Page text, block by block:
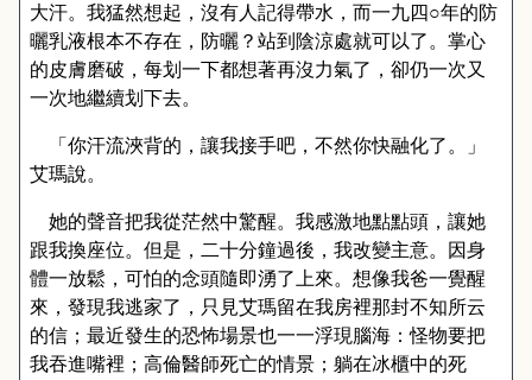
大汗。我猛然想起，沒有人記得帶水，而一九四○年的防
曬乳液根本不存在，防曬 ？ 站到陰涼處就可以了。掌心
的皮膚磨破，每划一下都想著再沒力氣了，卻仍一次又
一次地繼續划下去。
「你汗流浹背的，讓我接手吧，不然你快融化了。」
艾瑪說。
她的聲音把我從茫然中驚醒。我感激地點點頭，讓她
跟我換座位。但是，二十分鐘過後，我改變主意。因身
體一放鬆，可怕的念頭隨即湧了上來。想像我爸一覺醒
來，發現我逃家了，只見艾瑪留在我房裡那封不知所云
的信；最近發生的恐怖場景也一一浮現腦海：怪物要把
我吞進嘴裡；高倫醫師死亡的情景；躺在冰櫃中的死